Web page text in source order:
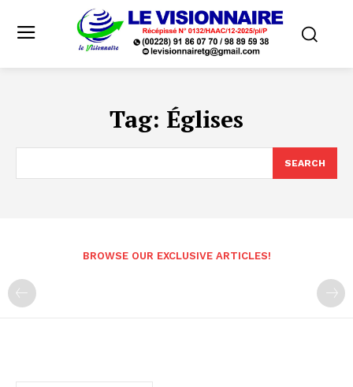
Tag: Églises
SEARCH
BROWSE OUR EXCLUSIVE ARTICLES!